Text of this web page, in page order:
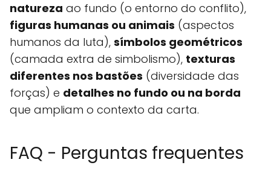
natureza ao fundo (o entorno do conflito),
figuras humanas ou animais (aspectos
humanos da luta), símbolos geométricos
(camada extra de simbolismo), texturas
diferentes nos bastões (diversidade das
forças) e detalhes no fundo ou na borda
que ampliam o contexto da carta.
FAQ - Perguntas frequentes